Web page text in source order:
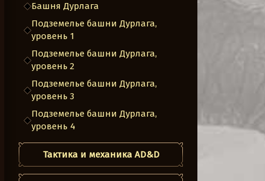
Башня Дурлага
Подземелье башни Дурлага,
уровень 1
Подземелье башни Дурлага,
уровень 2
Подземелье башни Дурлага,
уровень 3
Подземелье башни Дурлага,
уровень 4
Тактика и механика AD&D